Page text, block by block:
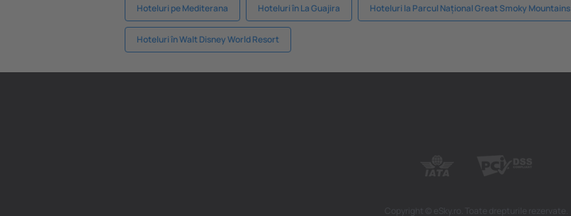
Hoteluri pe Mediterana Hoteluri în La Guajira Hoteluri la Parcul Național Great Smoky Mountains
Hoteluri în Walt Disney World Resort
Copyright © eSky.ro. Toate drepturile rezervate.